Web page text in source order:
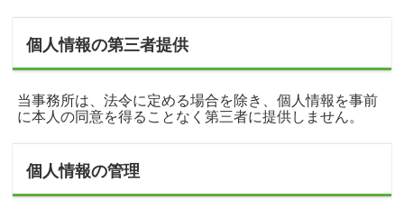
個人情報の第三者提供
当事務所は、法令に定める場合を除き、個人情報を事前
に本人の同意を得ることなく第三者に提供しません。
個人情報の管理